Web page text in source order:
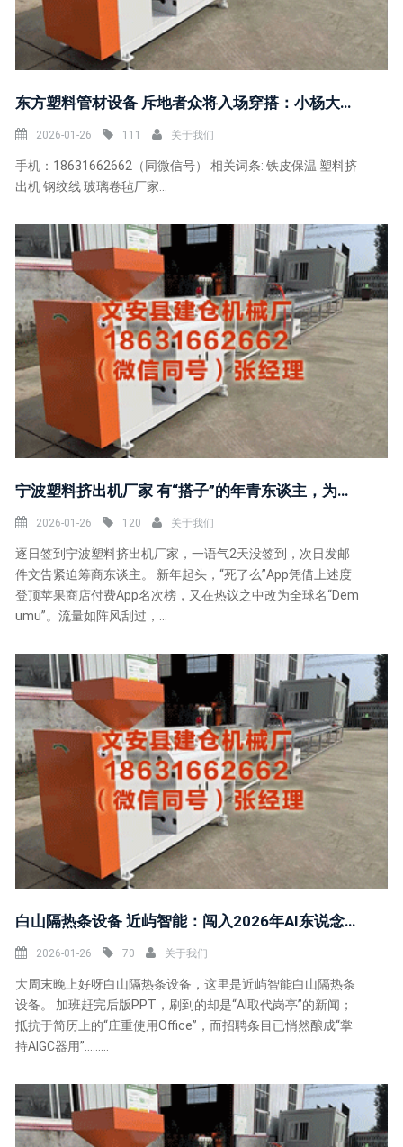
东方塑料管材设备 斥地者众将入场穿搭：小杨大学生穿搭 格兰特好意思 乐福粉通顺装
2026-01-26 111 关于我们
手机：18631662662（同微信号） 相关词条: 铁皮保温 塑料挤
出机 钢绞线 玻璃卷毡厂家...
宁波塑料挤出机厂家 有“搭子”的年青东谈主，为何如故怕“死了没东谈主知谈”
2026-01-26 120 关于我们
逐日签到宁波塑料挤出机厂家，一语气2天没签到，次日发邮
件文告紧迫筹商东谈主。 新年起头，“死了么”App凭借上述度
登顶苹果商店付费App名次榜，又在热议之中改为全球名“Dem
umu”。流量如阵风刮过，...
白山隔热条设备 近屿智能：闯入2026年AI东说念主才风暴眼的庸俗东说念主
2026-01-26 70 关于我们
大周末晚上好呀白山隔热条设备，这里是近屿智能白山隔热条
设备。 加班赶完后版PPT，刷到的却是“AI取代岗亭”的新闻；
抵抗于简历上的“庄重使用Office”，而招聘条目已悄然酿成“掌
持AIGC器用”……...